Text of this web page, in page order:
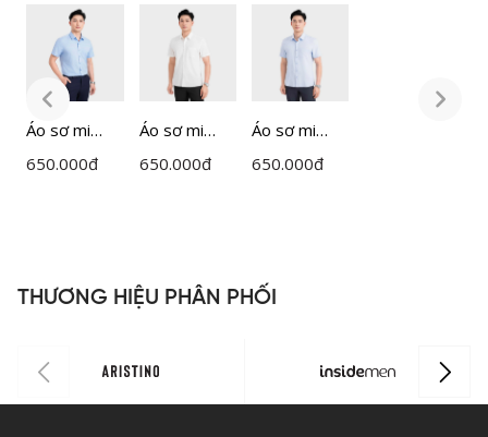
Áo sơ mi
ngắn tay
0
650.000đ
Áo sơ mi
ngắn tay
0
650.000đ
Áo sơ mi
ngắn tay
0
650.000đ
THƯƠNG HIỆU PHÂN PHỐI